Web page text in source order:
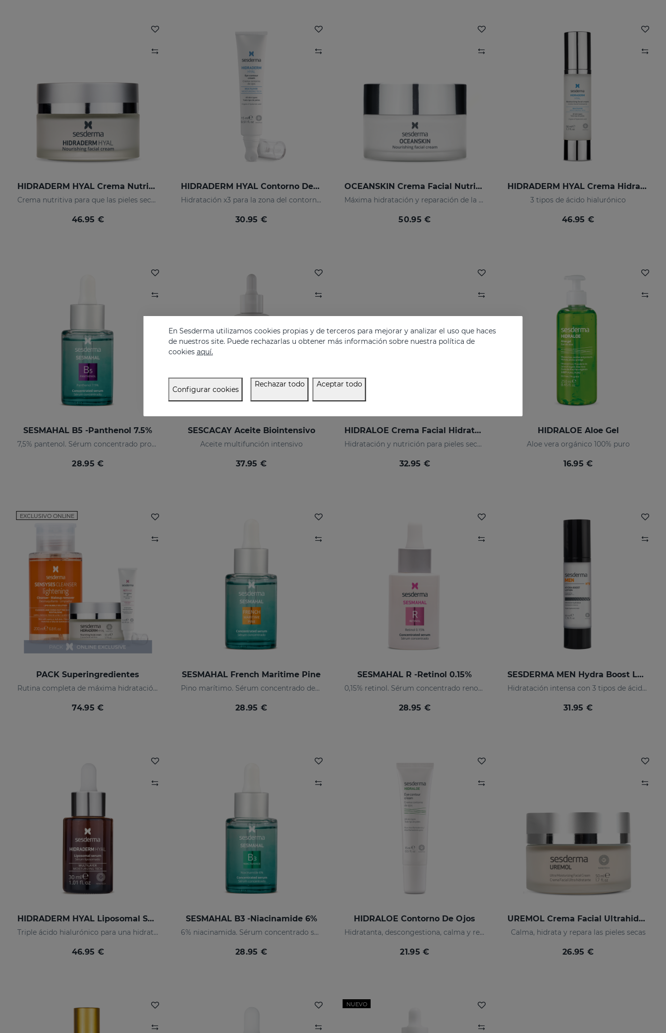
HIDRADERM HYAL Crema Nutritiva
Crema nutritiva para que las pieles secas
46.95 €
HIDRADERM HYAL Contorno De Ojos
Hidratación x3 para la zona del contorno de ojo
30.95 €
OCEANSKIN Crema Facial Nutritiva
Máxima hidratación y reparación de la piel
50.95 €
HIDRADERM HYAL Crema Hidratante
3 tipos de ácido hialurónico
46.95 €
SESMAHAL B5 -Panthenol 7.5%
7,5% pantenol. Sérum concentrado protector
28.95 €
SESCACAY Aceite Biointensivo
Aceite multifunción intensivo
37.95 €
HIDRALOE Crema Facial Hidratante
Hidratación y nutrición para pieles secas y sensibles
32.95 €
HIDRALOE Aloe Gel
Aloe vera orgánico 100% puro
16.95 €
EXCLUSIVO ONLINE
PACK Superingredientes
Rutina completa de máxima hidratación, luminosidad y acción antiedad.
74.95 €
SESMAHAL French Maritime Pine
Pino marítimo. Sérum concentrado despigmentante
28.95 €
SESMAHAL R -Retinol 0.15%
0,15% retinol. Sérum concentrado renovador
28.95 €
SESDERMA MEN Hydra Boost Lotion
Hidratación intensa con 3 tipos de ácido hialurónico
31.95 €
HIDRADERM HYAL Liposomal Serum
Triple ácido hialurónico para una hidratación x3
46.95 €
SESMAHAL B3 -Niacinamide 6%
6% niacinamida. Sérum concentrado seborregulador
28.95 €
HIDRALOE Contorno De Ojos
Hidratanta, descongestiona, calma y regenera
21.95 €
UREMOL Crema Facial Ultrahidratante
Calma, hidrata y repara las pieles secas
26.95 €
NUEVO
En Sesderma utilizamos cookies propias y de terceros para mejorar y analizar el uso que haces
de nuestros site. Puede rechazarlas u obtener más información sobre nuestra política de
cookies aquí.
Configurar cookies
Rechazar todo Aceptar todo